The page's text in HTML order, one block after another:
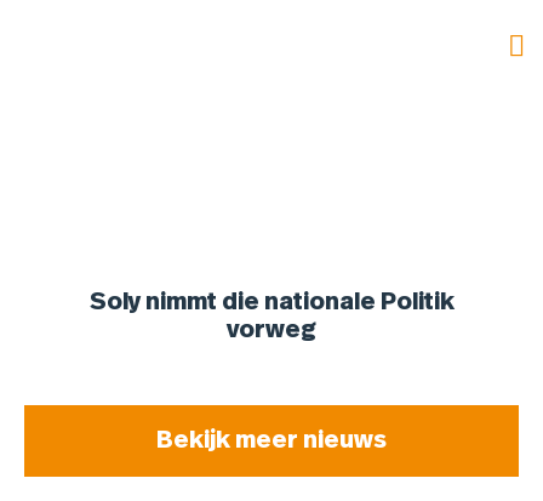
Soly nimmt die nationale Politik
vorweg
Bekijk meer nieuws